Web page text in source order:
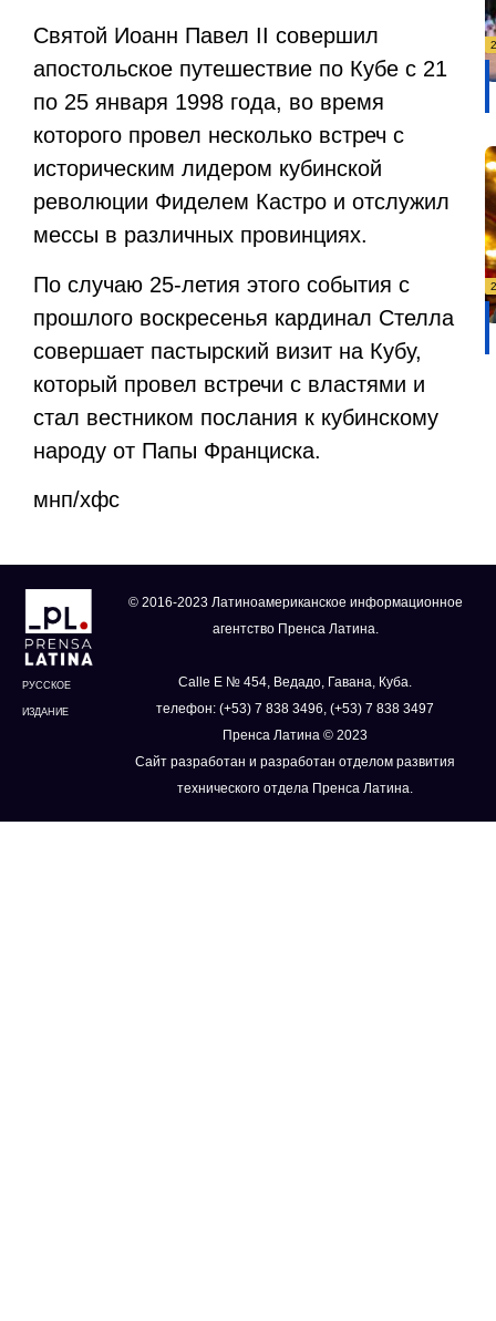
Святой Иоанн Павел II совершил
апостольское путешествие по Кубе с 21
по 25 января 1998 года, во время
которого провел несколько встреч с
историческим лидером кубинской
революции Фиделем Кастро и отслужил
мессы в различных провинциях.
По случаю 25-летия этого события с
прошлого воскресенья кардинал Стелла
совершает пастырский визит на Кубу,
который провел встречи с властями и
стал вестником послания к кубинскому
народу от Папы Франциска.
мнп/хфс
РУССКОЕ
ИЗДАНИЕ
© 2016-2023 Латиноамериканское информационное
агентство Пренса Латина.
Calle E № 454, Ведадо, Гавана, Куба.
телефон: (+53) 7 838 3496, (+53) 7 838 3497
Пренса Латина © 2023
Сайт разработан и разработан отделом развития
технического отдела Пренса Латина.